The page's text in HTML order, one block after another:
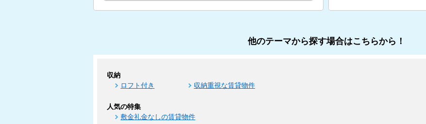
他のテーマから探す場合はこちらから！
収納
ロフト付き 収納重視な賃貸物件
人気の特集
敷金礼金なしの賃貸物件